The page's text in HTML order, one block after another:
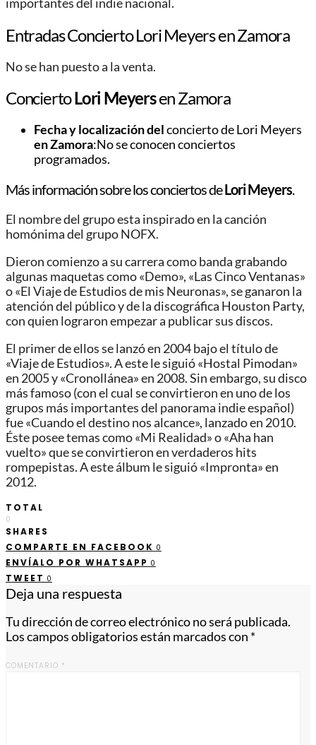
Entradas Concierto Lori Meyers en Zamora
No se han puesto a la venta.
ConciertoLori Meyersen Zamora
Fecha y localización delconcierto de Lori Meyers
en Zamora:No se conocen conciertos
programados.
Más información sobre los conciertos deLori Meyers.
El nombre del grupo esta inspirado en la canción
homónima del grupo NOFX.
Dieron comienzo a su carrera como banda grabando
algunas maquetas como «Demo», «Las Cinco Ventanas»
o «El Viaje de Estudios de mis Neuronas», se ganaron la
atención del público y de la discográfica Houston Party,
con quien lograron empezar a publicar sus discos.
El primer de ellos se lanzó en 2004 bajo el título de
«Viaje de Estudios». A este le siguió «Hostal Pimodan»
en 2005 y «Cronollánea» en 2008. Sin embargo, su disco
más famoso (con el cual se convirtieron en uno de los
grupos más importantes del panorama indie español)
fue «Cuando el destino nos alcance», lanzado en 2010.
Éste posee temas como «Mi Realidad» o «Aha han
vuelto» que se convirtieron en verdaderos hits
rompepistas. A este álbum le siguió «Impronta» en
2012.
TOTAL
0
SHARES
COMPARTE EN FACEBOOK 0
ENVÍALO POR WHATSAPP 0
TWEET 0
Deja una respuesta
Tu dirección de correo electrónico no será publicada.
Los campos obligatorios están marcados con *
COMENTARIO *